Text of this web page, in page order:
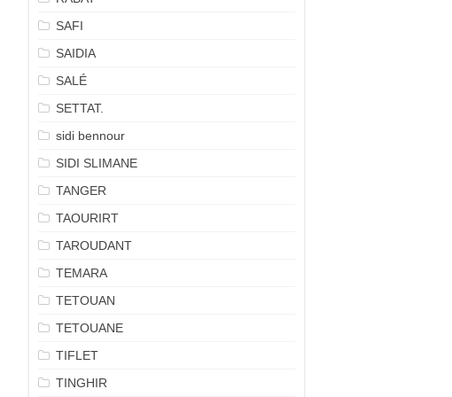
SAFI
SAIDIA
SALÉ
SETTAT.
sidi bennour
SIDI SLIMANE
TANGER
TAOURIRT
TAROUDANT
TEMARA
TETOUAN
TETOUANE
TIFLET
TINGHIR